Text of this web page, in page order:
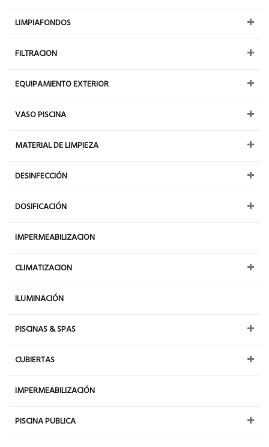
LIMPIAFONDOS
FILTRACION
EQUIPAMIENTO EXTERIOR
VASO PISCINA
MATERIAL DE LIMPIEZA
DESINFECCIÓN
DOSIFICACIÓN
IMPERMEABILIZACION
CLIMATIZACION
ILUMINACIÓN
PISCINAS & SPAS
CUBIERTAS
IMPERMEABILIZACIÓN
PISCINA PUBLICA